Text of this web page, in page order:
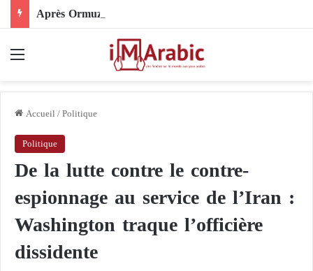
Accueil/Politique
Politique
De la lutte contre le contre-
espionnage au service de l’Iran :
Washington traque l’officière
dissidente